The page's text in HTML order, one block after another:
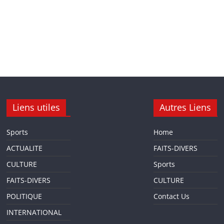
Liens utiles
Sports
ACTUALITE
CULTURE
FAITS-DIVERS
POLITIQUE
INTERNATIONAL
Autres Liens
Home
FAITS-DIVERS
Sports
CULTURE
Contact Us